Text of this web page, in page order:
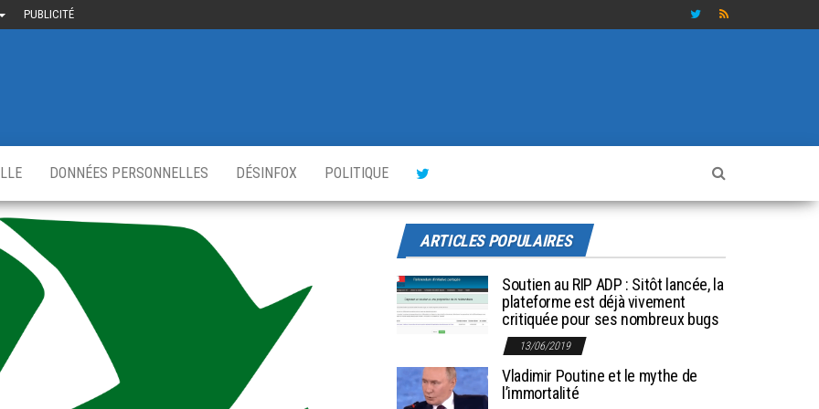
PUBLICITÉ
DONNÉES PERSONNELLES DÉSINFOX POLITIQUE
ARTICLES POPULAIRES
Soutien au RIP ADP : Sitôt lancée, la
plateforme est déjà vivement
critiquée pour ses nombreux bugs
13/06/2019
Vladimir Poutine et le mythe de
l’immortalité